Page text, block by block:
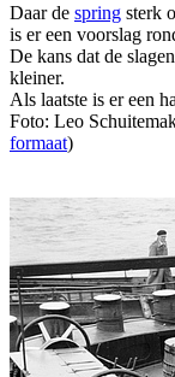
Daar de spring sterk
is er een voorslag
De kans dat de
kleiner.
Als laatste is er een
Foto: Leo
formaat)